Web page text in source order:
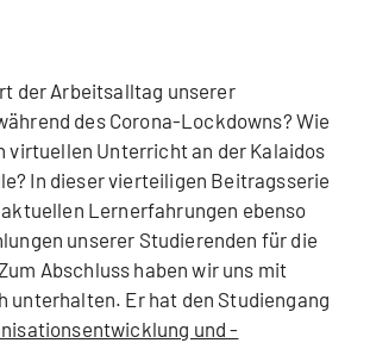
der Arbeitsalltag unserer
des Corona-Lockdowns? Wie
virtuellen Unterricht an der Kalaidos
In dieser vierteiligen Beitragsserie
Lernerfahrungen ebenso
unserer Studierenden für die
Abschluss haben wir uns mit
unterhalten. Er hat den Studiengang
und -